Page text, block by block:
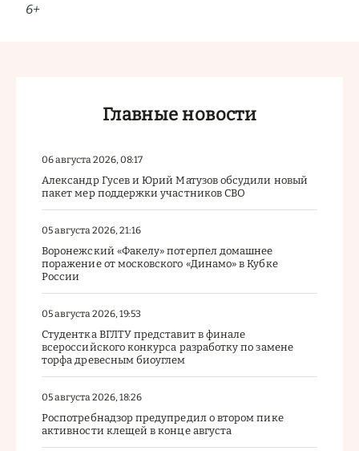
6+
Главные новости
06 августа 2026, 08:17
Александр Гусев и Юрий Матузов обсудили новый
пакет мер поддержки участников СВО
05 августа 2026, 21:16
Воронежский «Факелу» потерпел домашнее
поражение от московского «Динамо» в Кубке
России
05 августа 2026, 19:53
Студентка ВГЛТУ представит в финале
всероссийского конкурса разработку по замене
торфа древесным биоуглем
05 августа 2026, 18:26
Роспотребнадзор предупредил о втором пике
активности клещей в конце августа